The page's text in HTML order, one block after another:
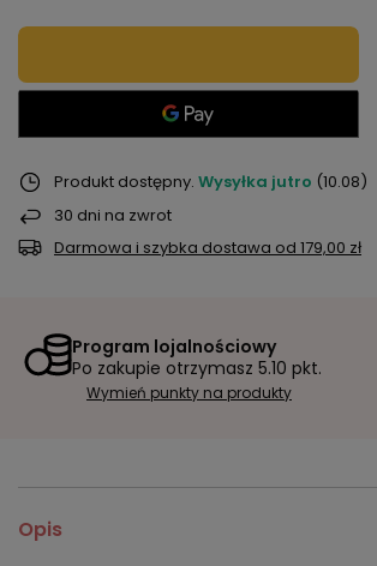
Produkt dostępny Wysyłka jutro (10.08)
30 dni na zwrot
Darmowa i szybka dostawa od 179,00 zł
Program lojalnościowy
Po zakupie otrzymasz 5.10 pkt.
Wymień punkty na produkty
Opis